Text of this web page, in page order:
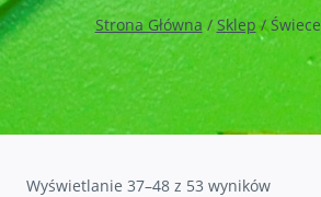
Strona Główna / Sklep / Świece
Wyświetlanie 37–48 z 53 wyników